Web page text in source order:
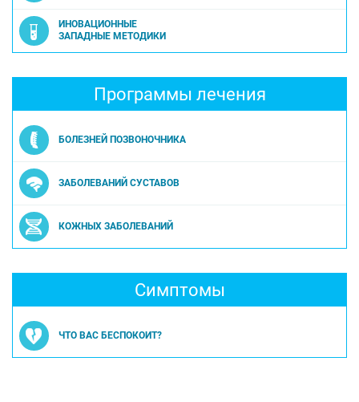
ИНОВАЦИОННЫЕ
ЗАПАДНЫЕ МЕТОДИКИ
Программы лечения
БОЛЕЗНЕЙ ПОЗВОНОЧНИКА
ЗАБОЛЕВАНИЙ СУСТАВОВ
КОЖНЫХ ЗАБОЛЕВАНИЙ
Симптомы
ЧТО ВАС БЕСПОКОИТ?